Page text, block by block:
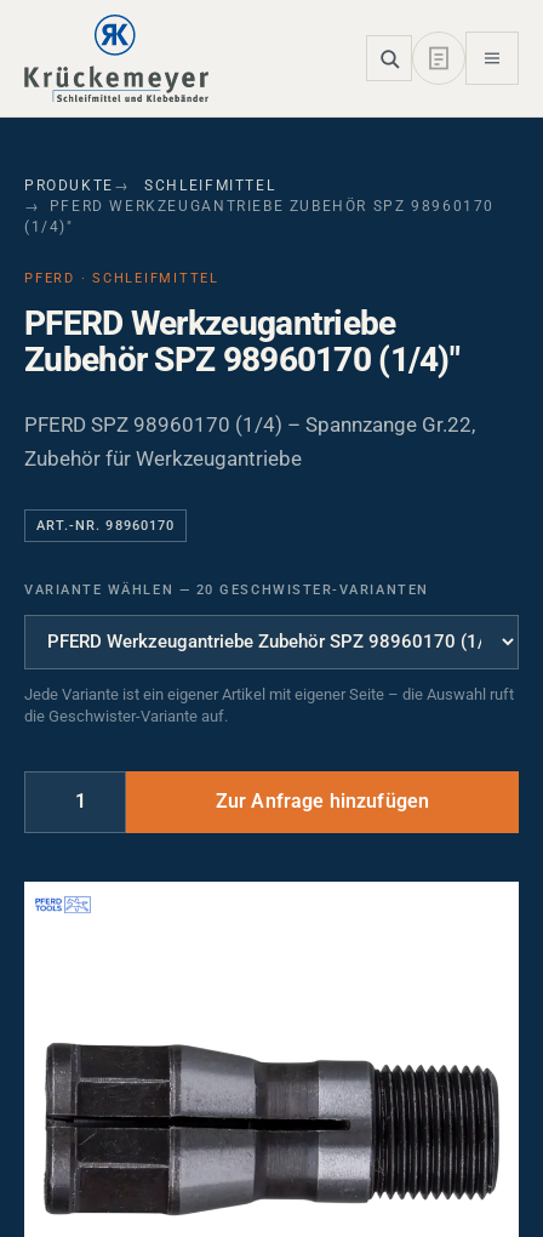
Skip to main navigation
Skip to main content
Skip to page footer
PRODUKTE
SCHLEIFMITTEL
PFERD WERKZEUGANTRIEBE ZUBEHÖR SPZ 98960170
(1/4)"
PFERD · SCHLEIFMITTEL
PFERD Werkzeugantriebe
Zubehör SPZ 98960170 (1/4)"
PFERD SPZ 98960170 (1/4) – Spannzange Gr.22,
Zubehör für Werkzeugantriebe
ART.-NR. 98960170
VARIANTE WÄHLEN — 20 GESCHWISTER-VARIANTEN
Jede Variante ist ein eigener Artikel mit eigener Seite – die Auswahl ruft
die Geschwister-Variante auf.